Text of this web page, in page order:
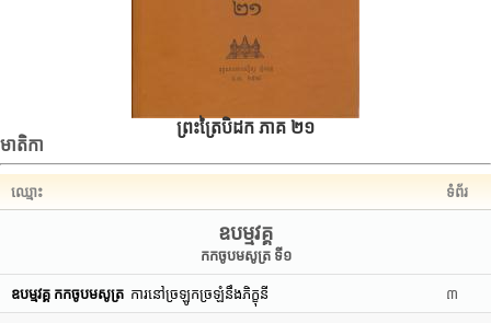
ព្រះត្រៃបិដក ភាគ ២១
មាតិកា
ឈ្មោះ ទំព័រ
ឧបម្មវគ្គ
កកចូបមសូត្រ ទី១
ឧបម្មវគ្គ កកចូបមសូត្រ ការនៅច្រឡូកច្រឡំនឹងភិក្ខុនី ៣